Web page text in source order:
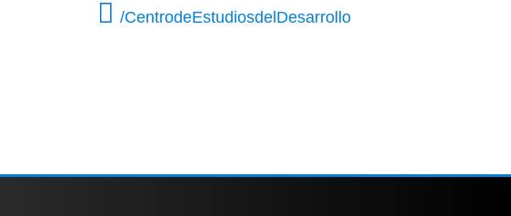
/CentrodeEstudiosdelDesarrollo